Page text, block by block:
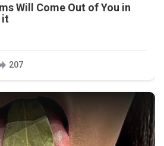
Will Come Out of You in
it
207